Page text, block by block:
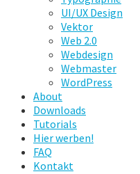
UI/UX Design
Vektor
Web 2.0
Webdesign
Webmaster
WordPress
About
Downloads
Tutorials
Hier werben!
FAQ
Kontakt